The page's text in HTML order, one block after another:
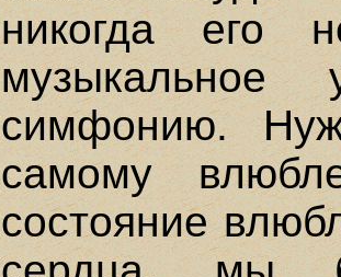
никогда его
музыкальное
симфонию.
самому
состояние